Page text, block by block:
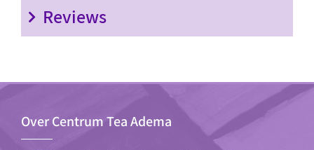
Reviews
Over Centrum Tea Adema